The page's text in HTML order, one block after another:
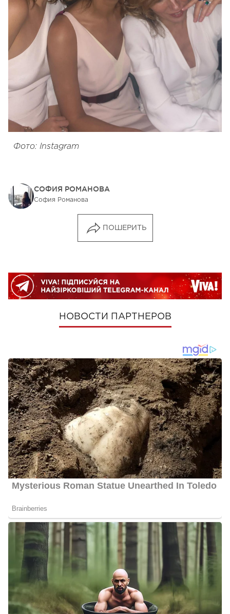
Фото: Instagram
СОФИЯ РОМАНОВА
София Романова
ПОШЕРИТЬ
НОВОСТИ ПАРТНЕРОВ